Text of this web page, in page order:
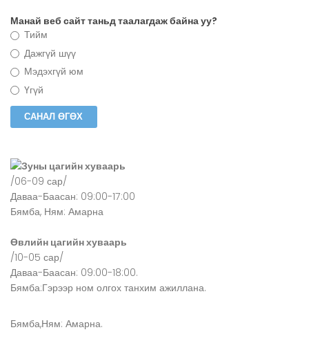
Манай веб сайт таньд таалагдаж байна уу?
Тийм
Дажгүй шүү
Мэдэхгүй юм
Үгүй
Зуны цагийн хуваарь
/06-09 сар/
Даваа-Баасан: 09:00-17:00
Бямба, Ням: Амарна
Өвлийн цагийн хуваарь
/10-05 сар/
Даваа-Баасан: 09:00-18:00.
Бямба:Гэрээр ном олгох танхим ажиллана.
Бямба,Ням: Амарна.